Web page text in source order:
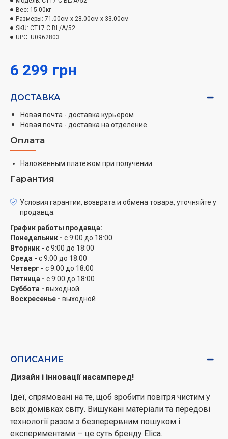
6 299 грн
Вес: 15.00кг
Размеры: 71.00см x 28.00см x 33.00см
SKU: CT17 C BL/A/52
UPC: U0962803
ДОСТАВКА
Новая почта - доставка курьером
Новая почта - доставка на отделение
Оплата
Наложенным платежом при получении
Гарантия
Условия гарантии, возврата и обмена товара, уточняйте у
продавца.
График работы продавца:
Понедельник - с 9:00 до 18:00
Вторник - с 9:00 до 18:00
Среда - с 9:00 до 18:00
Четверг - с 9:00 до 18:00
Пятница - с 9:00 до 18:00
Суббота - выходной
Воскресенье - выходной
ОПИСАНИЕ
Дизайн і інновації насамперед!
Ідеї, спрямовані на те, щоб зробити повітря чистим у
всіх домівках світу. Вишукані матеріали та передові
технології разом з безперервним пошуком і
експериментами – це суть бренду Elica.